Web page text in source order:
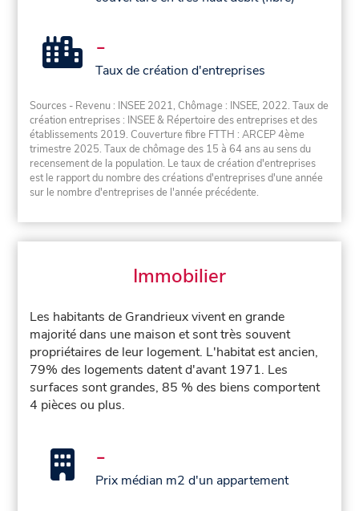
-
Taux de création d'entreprises
Sources - Revenu : INSEE 2021, Chômage : INSEE, 2022. Taux de
création entreprises : INSEE & Répertoire des entreprises et des
établissements 2019. Couverture fibre FTTH : ARCEP 4ème
trimestre 2025. Taux de chômage des 15 à 64 ans au sens du
recensement de la population. Le taux de création d'entreprises
est le rapport du nombre des créations d'entreprises d'une année
sur le nombre d'entreprises de l'année précédente.
Immobilier
Les habitants de Grandrieux vivent en grande
majorité dans une maison et sont très souvent
propriétaires de leur logement. L'habitat est ancien,
79% des logements datent d'avant 1971. Les
surfaces sont grandes, 85 % des biens comportent
4 pièces ou plus.
-
Prix médian m2 d'un appartement